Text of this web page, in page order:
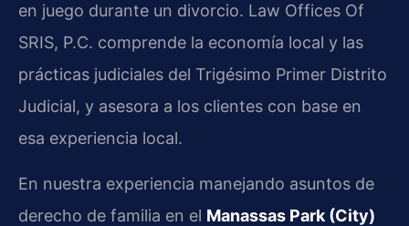
en juego durante un divorcio. Law Offices Of
SRIS, P.C. comprende la economía local y las
prácticas judiciales del Trigésimo Primer Distrito
Judicial, y asesora a los clientes con base en
esa experiencia local.
En nuestra experiencia manejando asuntos de
derecho de familia en el Manassas Park (City)